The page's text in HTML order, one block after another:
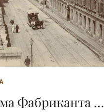
Фабриканта …